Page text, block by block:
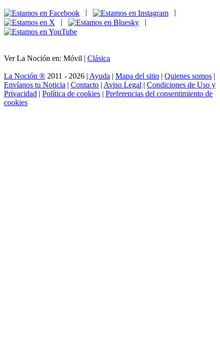
|
|
Ver La Noción en: Móvil | Clásica
La Noción ® 2011 - 2026 | Ayuda | Mapa del sitio | Quienes somos |
Envíanos tu Noticia | Contacto | Aviso Legal | Condiciones de Uso y
Privacidad | Política de cookies | Preferencias del consentimiento de
cookies